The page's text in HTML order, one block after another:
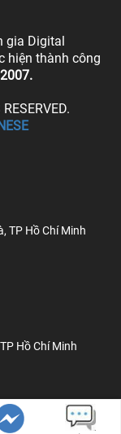
gia Digital
hiện thành công
TP Hồ Chí Minh
Hồ Chí Minh